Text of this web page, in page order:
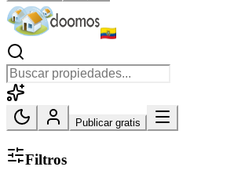
Publicar gratis
Filtros